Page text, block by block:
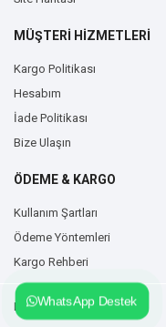
MÜŞTERİ HİZMETLERİ
Kargo Politikası
Hesabım
İade Politikası
Bize Ulaşın
ÖDEME & KARGO
Kullanım Şartları
Ödeme Yöntemleri
Kargo Rehberi
Duvarzemin.com © 2026
WhatsApp Destek